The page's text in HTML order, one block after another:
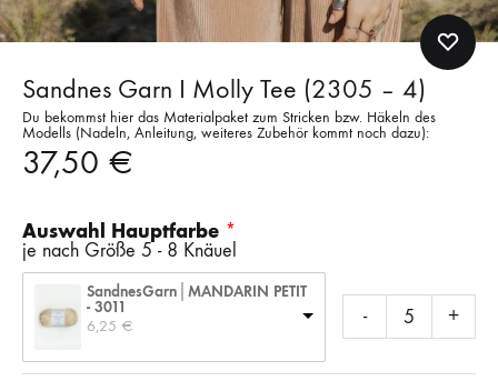
Sandnes Garn I Molly Tee (2305 – 4)
Du bekommst hier das Materialpaket zum Stricken bzw. Häkeln des
Modells (Nadeln, Anleitung, weiteres Zubehör kommt noch dazu):
37,50 €
Auswahl Hauptfarbe
je nach Größe 5 - 8 Knäuel
SandnesGarn│MANDARIN PETIT
- 3011
6,25 € - +